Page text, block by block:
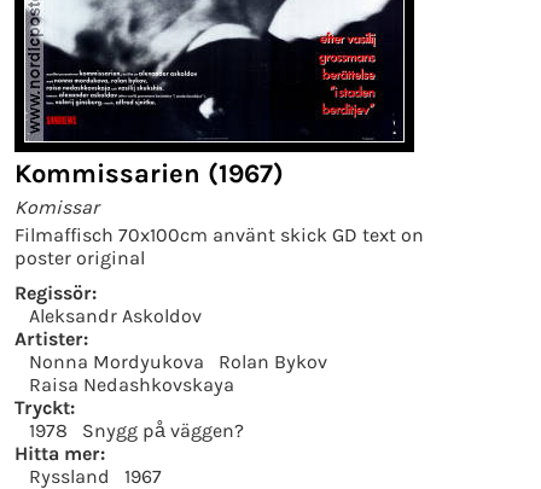
Kommissarien (1967)
Komissar
Filmaffisch 70x100cm använt skick GD text on
poster original
Regissör:
Aleksandr Askoldov
Artister:
Nonna Mordyukova
Rolan Bykov
Raisa Nedashkovskaya
Tryckt:
1978
Snygg på väggen?
Hitta mer:
Ryssland
1967